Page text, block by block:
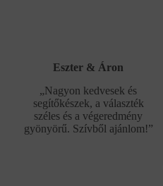
Eszter & Áron
„Nagyon kedvesek és
segítőkészek, a választék
széles és a végeredmény
gyönyörű. Szívből ajánlom!”